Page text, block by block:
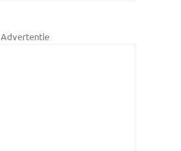
Advertentie